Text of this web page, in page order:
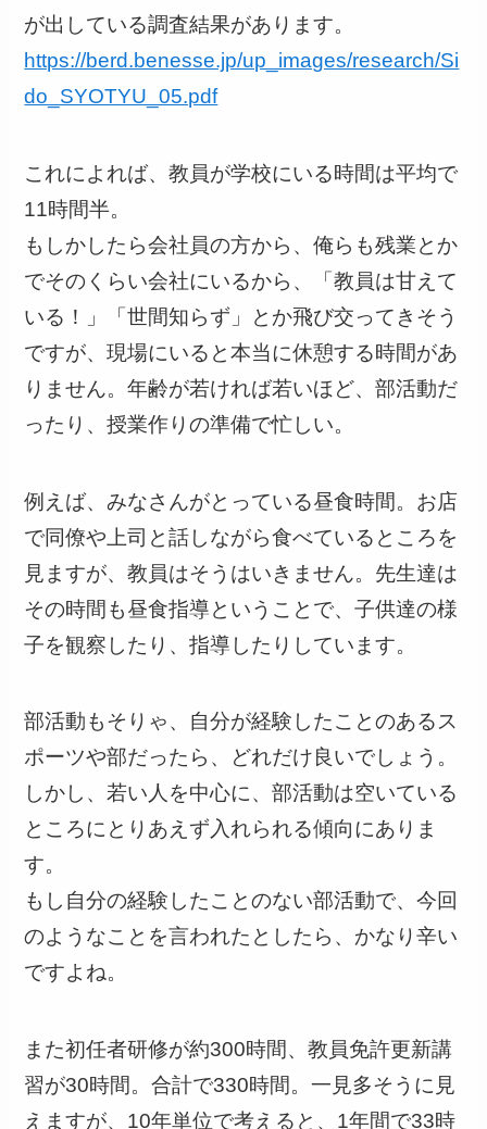
が出している調査結果があります。
https://berd.benesse.jp/up_images/research/Si
do_SYOTYU_05.pdf
これによれば、教員が学校にいる時間は平均で
11時間半。
もしかしたら会社員の方から、俺らも残業とか
でそのくらい会社にいるから、「教員は甘えて
いる！」「世間知らず」とか飛び交ってきそう
ですが、現場にいると本当に休憩する時間があ
りません。年齢が若ければ若いほど、部活動だ
ったり、授業作りの準備で忙しい。
例えば、みなさんがとっている昼食時間。お店
で同僚や上司と話しながら食べているところを
見ますが、教員はそうはいきません。先生達は
その時間も昼食指導ということで、子供達の様
子を観察したり、指導したりしています。
部活動もそりゃ、自分が経験したことのあるス
ポーツや部だったら、どれだけ良いでしょう。
しかし、若い人を中心に、部活動は空いている
ところにとりあえず入れられる傾向にありま
す。
もし自分の経験したことのない部活動で、今回
のようなことを言われたとしたら、かなり辛い
ですよね。
また初任者研修が約300時間、教員免許更新講
習が30時間。合計で330時間。一見多そうに見
えますが、10年単位で考えると、1年間で33時